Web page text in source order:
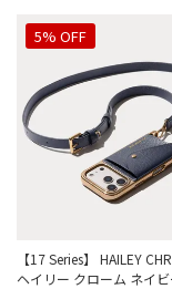
【17 Series】 HAILEY
ヘイリー クローム ネイビ
5% OFF